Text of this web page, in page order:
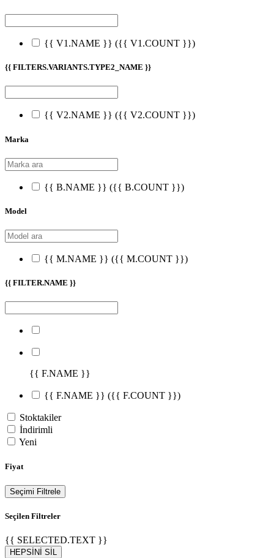
{{ V1.NAME }} ({{ V1.COUNT }})
{{ FILTERS.VARIANTS.TYPE2_NAME }}
{{ V2.NAME }} ({{ V2.COUNT }})
Marka
{{ B.NAME }} ({{ B.COUNT }})
Model
{{ M.NAME }} ({{ M.COUNT }})
{{ FILTER.NAME }}
{{ F.NAME }}
{{ F.NAME }} ({{ F.COUNT }})
Stoktakiler
İndirimli
Yeni
Fiyat
Seçimi Filtrele
Seçilen Filtreler
{{ SELECTED.TEXT }}
HEPSİNİ SİL